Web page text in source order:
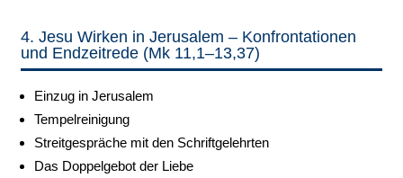
4. Jesu Wirken in Jerusalem – Konfrontationen
und Endzeitrede (Mk 11,1–13,37)
Einzug in Jerusalem
Tempelreinigung
Streitgespräche mit den Schriftgelehrten
Das Doppelgebot der Liebe